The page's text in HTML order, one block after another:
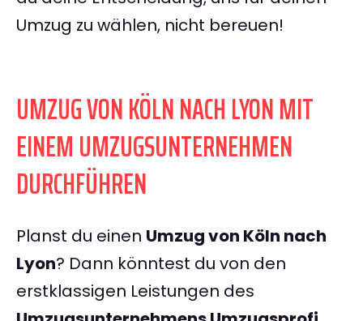
Umzug zu wählen, nicht bereuen!
UMZUG VON KÖLN NACH LYON MIT
EINEM UMZUGSUNTERNEHMEN
DURCHFÜHREN
Planst du einen Umzug von Köln nach
Lyon? Dann könntest du von den
erstklassigen Leistungen des